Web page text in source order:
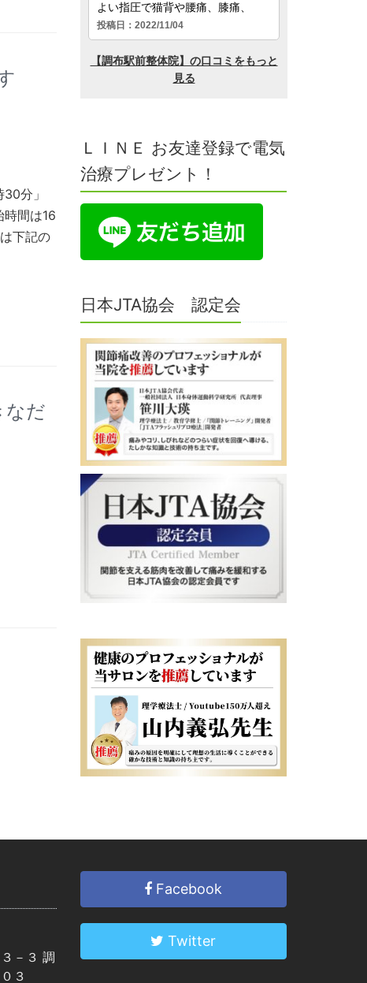
分」
間は16
下記の
なだ
ＬＩＮＥ お友達登録で電気
治療プレゼント！
日本JTA協会 認定会
－３ 調
３
Facebook
Twitter